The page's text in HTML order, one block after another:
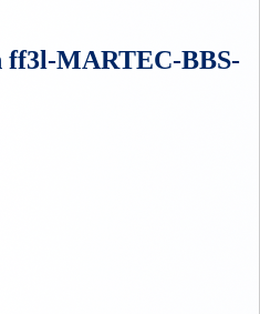
ff3l-MARTEC-BBS-